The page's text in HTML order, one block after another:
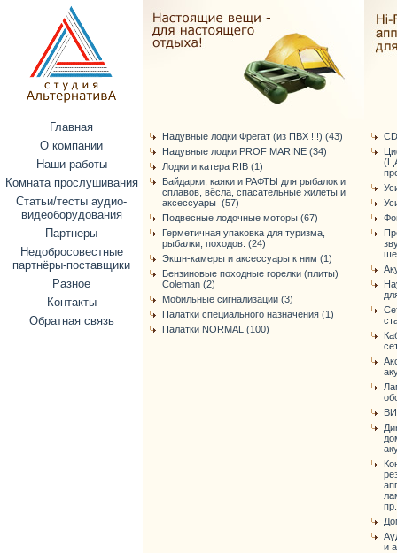
Главная
О компании
Наши работы
Комната прослушивания
Статьи/тесты аудио-
видеоборудования
Партнеры
Недобросовестные
партнёры-поставщики
Разное
Контакты
Обратная связь
Надувные лодки Фрегат (из ПВХ !!!) (43)
Надувные лодки PROF MARINE (34)
Лодки и катера RIB (1)
Байдарки, каяки и РАФТЫ для рыбалок и
сплавов, вёсла, спасательные жилеты и
аксессуары (57)
Подвесные лодочные моторы (67)
Герметичная упаковка для туризма,
рыбалки, походов. (24)
Экшн-камеры и аксессуары к ним (1)
Бензиновые походные горелки (плиты)
Coleman (2)
Мобильные сигнализации (3)
Палатки специального назначения (1)
Палатки NORMAL (100)
и